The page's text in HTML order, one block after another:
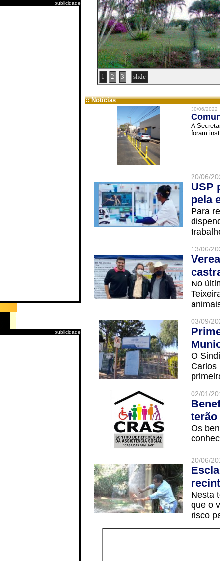
publicidade
publicidade
1 2 3 slide
:: Notícias
30/06/2022
A
foram
20/06/
USP
pela
Para
13/06/
No
03/09/
O
Carlos
02/01/
terão
Os
20/06/
Nesta
que o
risco